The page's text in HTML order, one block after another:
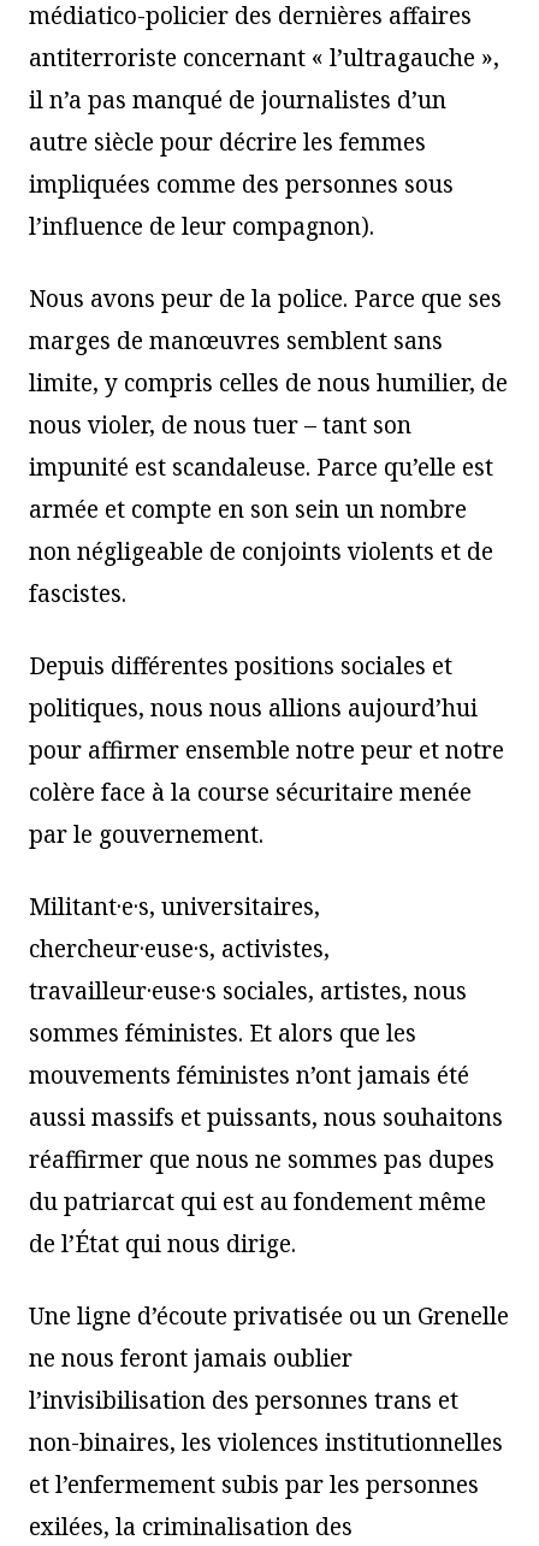
médiatico-policier des dernières affaires
antiterroriste concernant « l’ultragauche »,
il n’a pas manqué de journalistes d’un
autre siècle pour décrire les femmes
impliquées comme des personnes sous
l’influence de leur compagnon).
Nous avons peur de la police. Parce que ses
marges de manœuvres semblent sans
limite, y compris celles de nous humilier, de
nous violer, de nous tuer – tant son
impunité est scandaleuse. Parce qu’elle est
armée et compte en son sein un nombre
non négligeable de conjoints violents et de
fascistes.
Depuis différentes positions sociales et
politiques, nous nous allions aujourd’hui
pour affirmer ensemble notre peur et notre
colère face à la course sécuritaire menée
par le gouvernement.
Militant·e·s, universitaires,
chercheur·euse·s, activistes,
travailleur·euse·s sociales, artistes, nous
sommes féministes. Et alors que les
mouvements féministes n’ont jamais été
aussi massifs et puissants, nous souhaitons
réaffirmer que nous ne sommes pas dupes
du patriarcat qui est au fondement même
de l’État qui nous dirige.
Une ligne d’écoute privatisée ou un Grenelle
ne nous feront jamais oublier
l’invisibilisation des personnes trans et
non-binaires, les violences institutionnelles
et l’enfermement subis par les personnes
exilées, la criminalisation des